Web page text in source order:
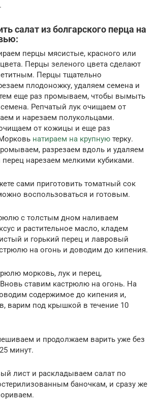
салат из болгарского перца на
перцы мясистые, красного или
Перцы зеленого цвета сделают
Перцы тщательно
плодоножку, удаляем семена и
еще раз промываем, чтобы вымыть
Репчатый лук очищаем от
и нарезаем полукольцами.
от кожицы и еще раз
натираем на крупную терку.
разрезаем вдоль и удаляем
перец нарезаем мелкими кубиками.
сами приготовить томатный сок
воспользоваться и готовым.
с толстым дном наливаем
и растительное масло, кладем
и горький перец и лавровый
на огонь и доводим до кипения.
морковь, лук и перец,
ставим кастрюлю на огонь. На
содержимое до кипения и,
варим под крышкой в течение 10
и продолжаем варить уже без
минут.
лист и раскладываем салат по
баночкам, и сразу же